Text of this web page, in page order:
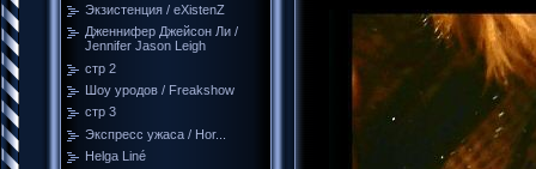
Экзистенция / eXistenZ
Дженнифер Джейсон Ли /
Jennifer Jason Leigh
стр 2
Шоу уродов / Freakshow
стр 3
Экспресс ужаса / Hor...
Helga Liné